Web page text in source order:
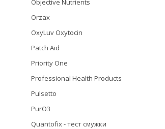
Objective Nutrients
Orzax
OxyLuv Oxytocin
Patch Aid
Priority One
Professional Health Products
Pulsetto
PurO3
Quantofix - тест смужки